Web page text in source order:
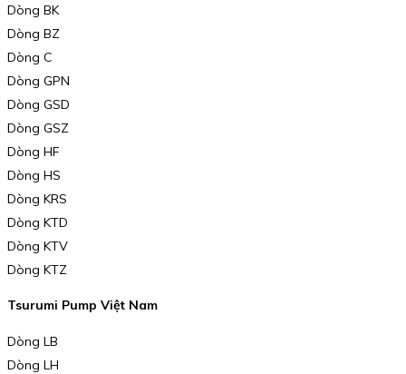
Dòng BK
Dòng BZ
Dòng C
Dòng GPN
Dòng GSD
Dòng GSZ
Dòng HF
Dòng HS
Dòng KRS
Dòng KTD
Dòng KTV
Dòng KTZ
Tsurumi Pump Việt Nam
Dòng LB
Dòng LH